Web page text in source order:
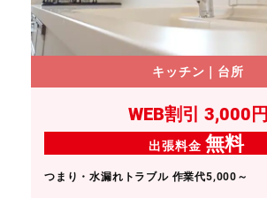
キッチン｜台所
WEB割引 3,000円
出張料金 無料
つまり・水漏れトラブル 作業代5,000～